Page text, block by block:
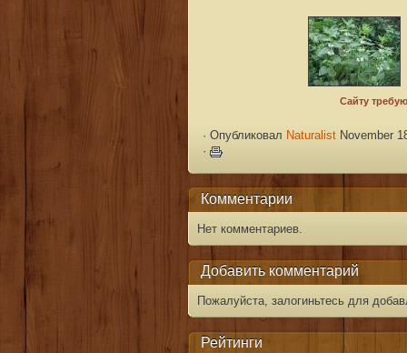
· Опубликовал Naturalist November
·
Комментарии
Нет комментариев.
Добавить комментарий
Пожалуйста, залогиньтесь для
Рейтинги